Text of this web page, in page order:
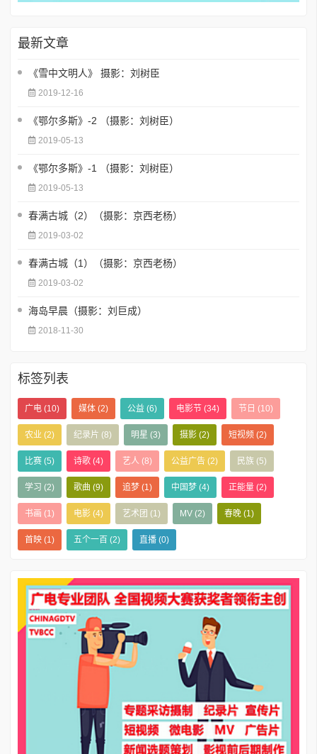
最新文章
《雪中文明人》 摄影：刘树臣
2019-12-16
《鄂尔多斯》-2 （摄影：刘树臣）
2019-05-13
《鄂尔多斯》-1 （摄影：刘树臣）
2019-05-13
春满古城（2）（摄影：京西老杨）
2019-03-02
春满古城（1）（摄影：京西老杨）
2019-03-02
海岛早晨（摄影：刘巨成）
2018-11-30
标签列表
广电 (10) 媒体 (2) 公益 (6) 电影节 (34) 节日 (10)
农业 (2) 纪录片 (8) 明星 (3) 摄影 (2) 短视频 (2)
比赛 (5) 诗歌 (4) 艺人 (8) 公益广告 (2) 民族 (5)
学习 (2) 歌曲 (9) 追梦 (1) 中国梦 (4) 正能量 (2)
书画 (1) 电影 (4) 艺术团 (1) MV (2) 春晚 (1)
首映 (1) 五个一百 (2) 直播 (0)